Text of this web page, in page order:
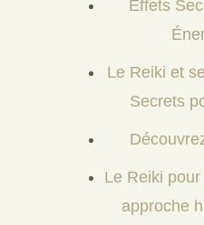
Effets
Le Reiki et
Secrets
Le Reiki
approche